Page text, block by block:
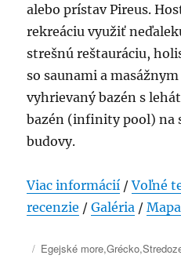
alebo prístav Pireus.
rekreáciu využiť
strešnú reštauráciu,
so saunami a
vyhrievaný bazén s
bazén (infinity pool) na
budovy.
Viac informácií /Voľné
recenzie /Galéria /Mapa
Publikované
Kategórie
Egejské more,Grécko,